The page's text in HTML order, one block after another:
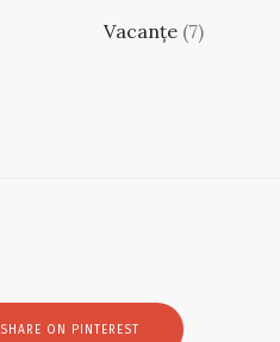
Vacanțe(7)
SHARE ON PINTEREST